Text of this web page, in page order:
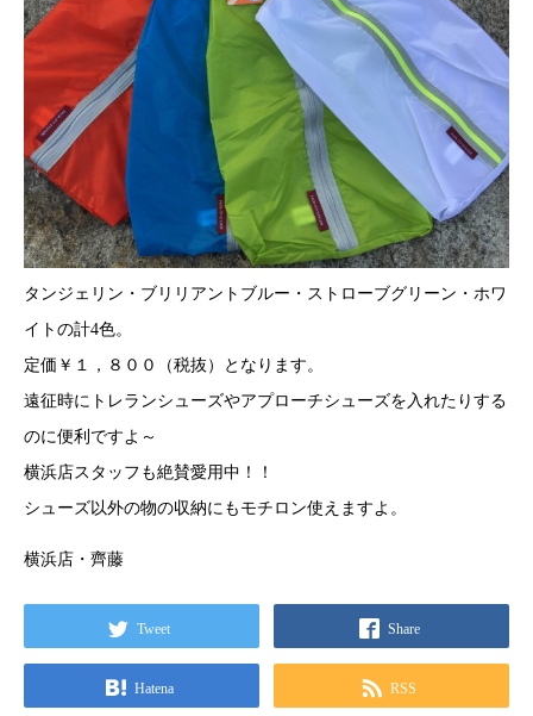
タンジェリン・ブリリアントブルー・ストローブグリーン・ホワ
イトの計4色。
定価￥１，８００（税抜）となります。
遠征時にトレランシューズやアプローチシューズを入れたりする
のに便利ですよ～
横浜店スタッフも絶賛愛用中！！
シューズ以外の物の収納にもモチロン使えますよ。
横浜店・齊藤
Tweet Share
Hatena RSS